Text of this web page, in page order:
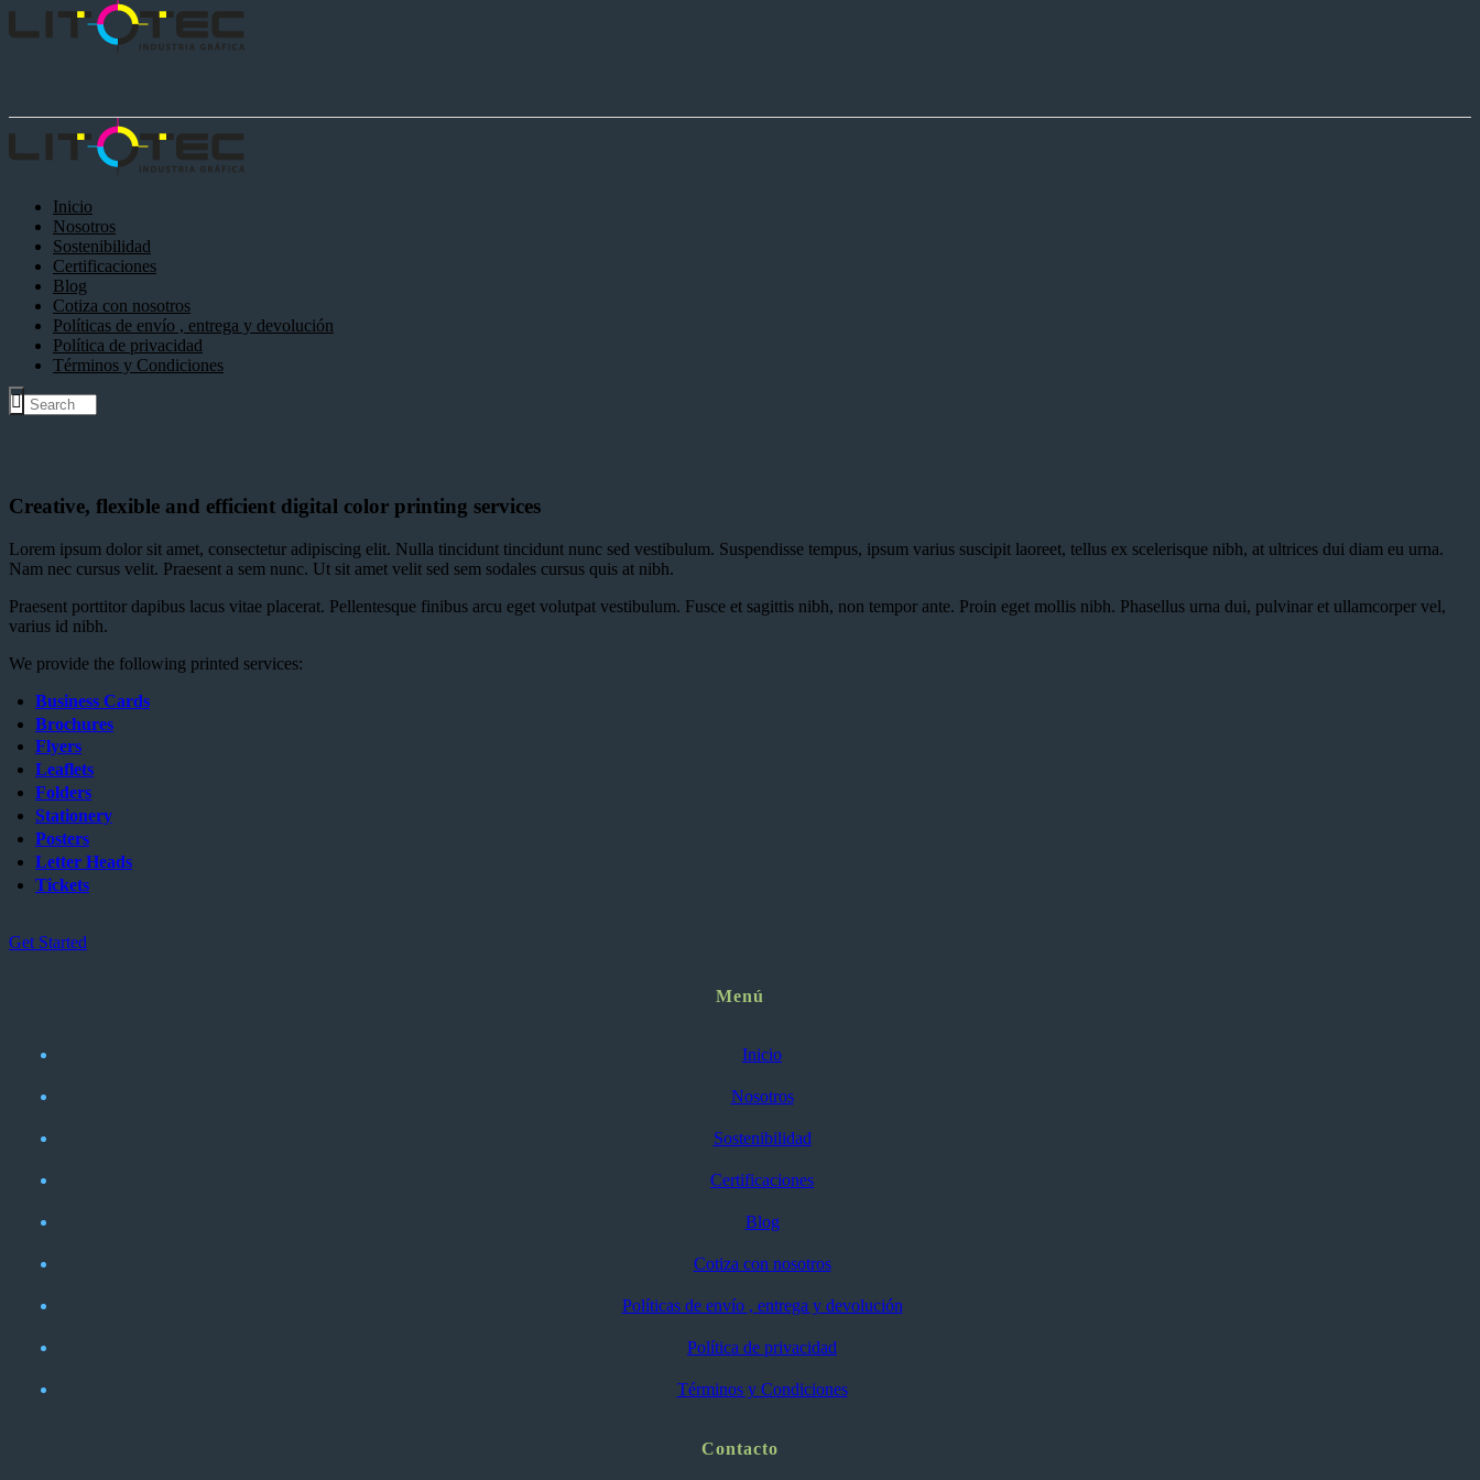
Inicio
Nosotros
Sostenibilidad
Certificaciones
Blog
Cotiza con nosotros
Políticas de envío , entrega y devolución
Política de privacidad
Términos y Condiciones
Creative, flexible and efficient digital color printing services
Lorem ipsum dolor sit amet, consectetur adipiscing elit. Nulla tincidunt tincidunt nunc sed vestibulum. Suspendisse tempus, ipsum varius suscipit laoreet, tellus ex scelerisque nibh, at ultrices dui diam eu urna.
Nam nec cursus velit. Praesent a sem nunc. Ut sit amet velit sed sem sodales cursus quis at nibh.
Praesent porttitor dapibus lacus vitae placerat. Pellentesque finibus arcu eget volutpat vestibulum. Fusce et sagittis nibh, non tempor ante. Proin eget mollis nibh. Phasellus urna dui, pulvinar et ullamcorper vel,
varius id nibh.
We provide the following printed services:
Business Cards
Brochures
Flyers
Leaflets
Folders
Stationery
Posters
Letter Heads
Tickets
Get Started
Menú
Inicio
Nosotros
Sostenibilidad
Certificaciones
Blog
Cotiza con nosotros
Políticas de envío , entrega y devolución
Política de privacidad
Términos y Condiciones
Contacto